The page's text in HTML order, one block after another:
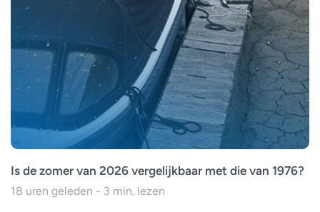
Is de zomer van 2026 vergelijkbaar met die van 1976?
18 uren geleden - 3 min. lezen